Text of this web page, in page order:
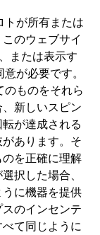
トが所有または
のウェブサイ
または表示す
が必要です。
ものをそれら
新しいスピン
が達成される
あります。そ
を正確に理解
択した場合、
に機器を提供
のインセンテ
て同じように